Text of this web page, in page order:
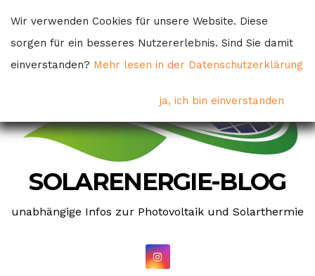
content
SOLARENERGIE-BLOG
unabhängige Infos zur Photovoltaik und Solarthermie
Wir verwenden Cookies für unsere Website. Diese
sorgen für ein besseres Nutzererlebnis. Sind Sie damit
einverstanden? Mehr lesen in der Datenschutzerklärung
ja, ich bin einverstanden